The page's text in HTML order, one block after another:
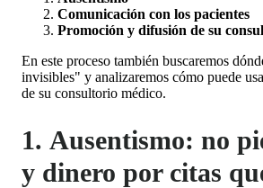
Comunicación con los pacientes
Promoción y difusión de su
En este proceso también buscaremos
invisibles" y analizaremos cómo puede
de su consultorio médico.
1. Ausentismo: no
y dinero por citas